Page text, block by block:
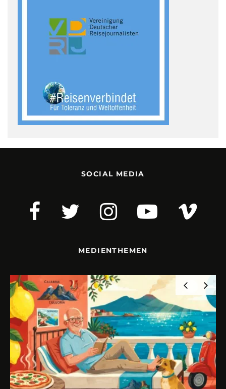
SOCIAL MEDIA
MEDIENTHEMEN